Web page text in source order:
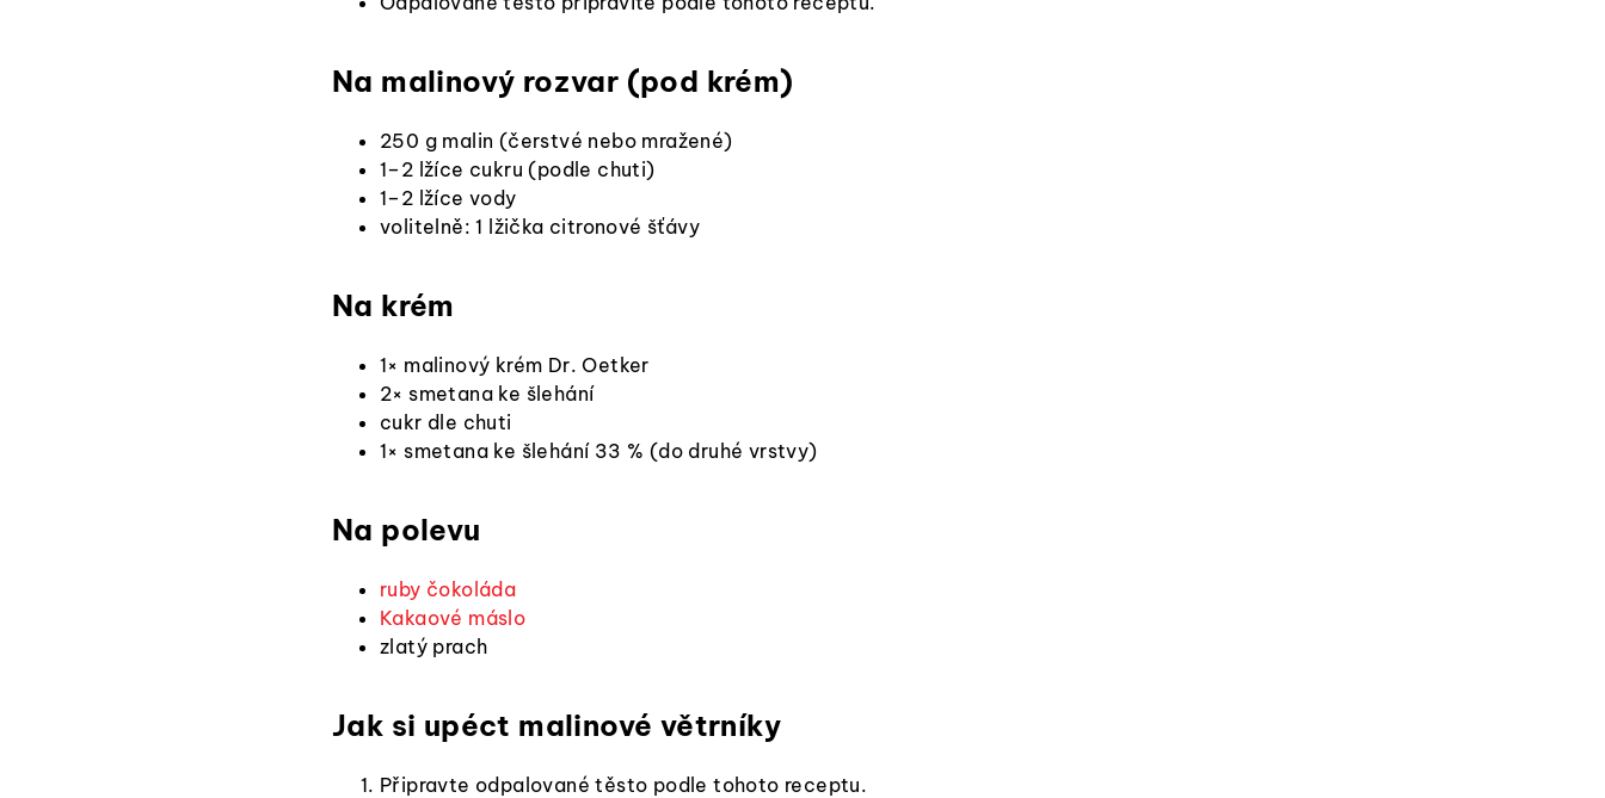
Na malinový rozvar (pod krém)
250 g malin (čerstvé nebo mražené)
1–2 lžíce cukru (podle chuti)
1–2 lžíce vody
volitelně: 1 lžička citronové šťávy
Na krém
1× malinový krém Dr. Oetker
2× smetana ke šlehání
cukr dle chuti
1× smetana ke šlehání 33 % (do druhé vrstvy)
Na polevu
ruby čokoláda
Kakaové máslo
zlatý prach
Jak si upéct malinové větrníky
Připravte odpalované těsto podle tohoto receptu.